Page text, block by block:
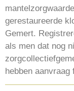
gerestaureerde
Gemert.
als men dat nog
hebben aanvraag